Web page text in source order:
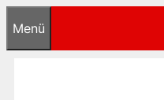
Inhalt
springen
Menü